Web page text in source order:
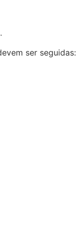
ser seguidas: